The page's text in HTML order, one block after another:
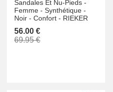
Sandales Et Nu-Pieds -
Femme - Synthétique -
Noir - Confort - RIEKER
56.00 €
69.95 €